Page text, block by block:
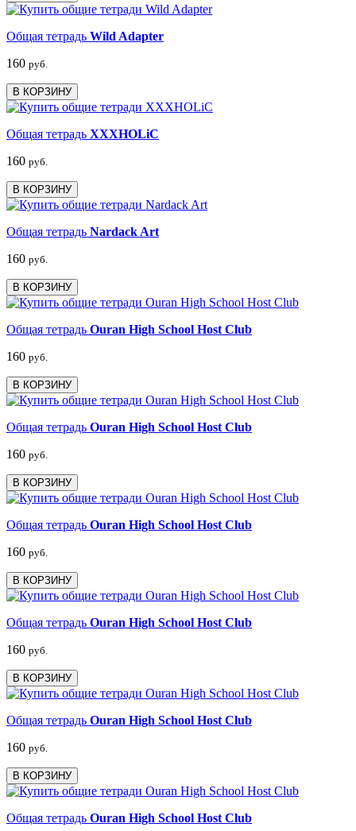
Общая тетрадь Wild Adapter
160 руб.
В КОРЗИНУ
Общая тетрадь XXXHOLiC
160 руб.
В КОРЗИНУ
Общая тетрадь Nardack Art
160 руб.
В КОРЗИНУ
Общая тетрадь Ouran High School Host Club
160 руб.
В КОРЗИНУ
Общая тетрадь Ouran High School Host Club
160 руб.
В КОРЗИНУ
Общая тетрадь Ouran High School Host Club
160 руб.
В КОРЗИНУ
Общая тетрадь Ouran High School Host Club
160 руб.
В КОРЗИНУ
Общая тетрадь Ouran High School Host Club
160 руб.
В КОРЗИНУ
Общая тетрадь Ouran High School Host Club